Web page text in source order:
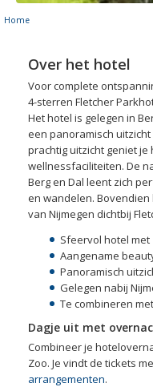
Home
Over het hotel
Voor complete
4-sterren Fletcher
Het hotel is gelegen in
een panoramisch
prachtig uitzicht geniet
wellnessfaciliteiten. De
Berg en Dal leent zich
en wandelen.
van Nijmegen dichtbij
Sfeervol hotel met
Aangename
Panoramisch
Gelegen nabij
Te combineren
Dagje uit met
Combineer je
Zoo. Je vindt de tickets
arrangementen.